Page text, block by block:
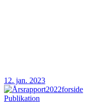
12. jan. 2023
Publikation